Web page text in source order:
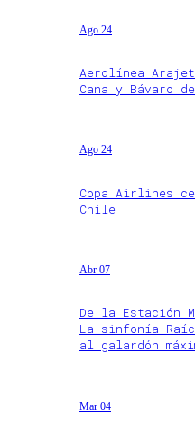
Ago 24
Aerolínea
Cana y Bávaro
Ago 24
Copa Airlines
Chile
Abr 07
De la Estación
La sinfonía
al galardón
Mar 04